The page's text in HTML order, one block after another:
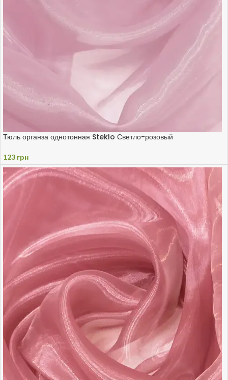
Тюль органза однотонная Steklo Светло-розовый
123 грн